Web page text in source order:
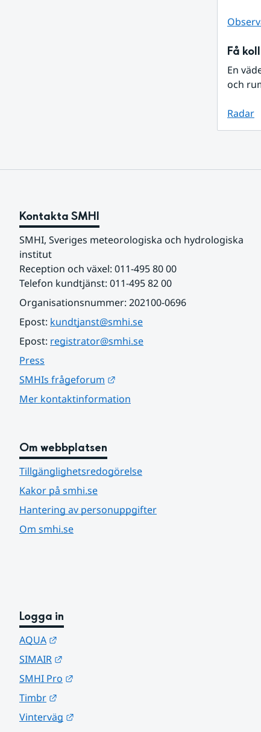
Få
En
och
Radar
Kontakta SMHI
SMHI, Sveriges meteorologiska och hydrologiska
institut
Reception och växel: 011-495 80 00
Telefon kundtjänst: 011-495 82 00
Organisationsnummer: 202100-0696
Epost: kundtjanst@smhi.se
Epost: registrator@smhi.se
Press
SMHIs frågeforum
Mer kontaktinformation
Om webbplatsen
Tillgänglighetsredogörelse
Kakor på smhi.se
Hantering av personuppgifter
Om smhi.se
Logga in
AQUA
SIMAIR
SMHI Pro
Timbr
Vinterväg